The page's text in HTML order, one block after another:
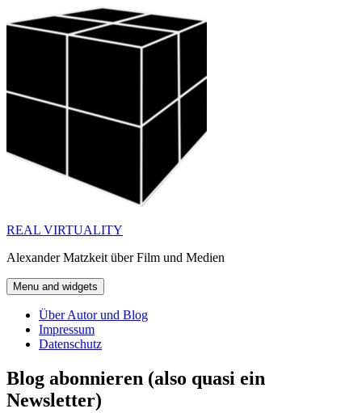
to
REAL VIRTUALITY
Alexander Matzkeit über Film und Medien
Menu and widgets
Über Autor und Blog
Impressum
Datenschutz
Blog abonnieren (also quasi ein
Newsletter)